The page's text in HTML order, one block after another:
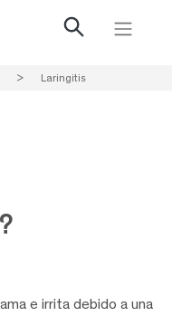
> Laringitis
e irrita debido a una